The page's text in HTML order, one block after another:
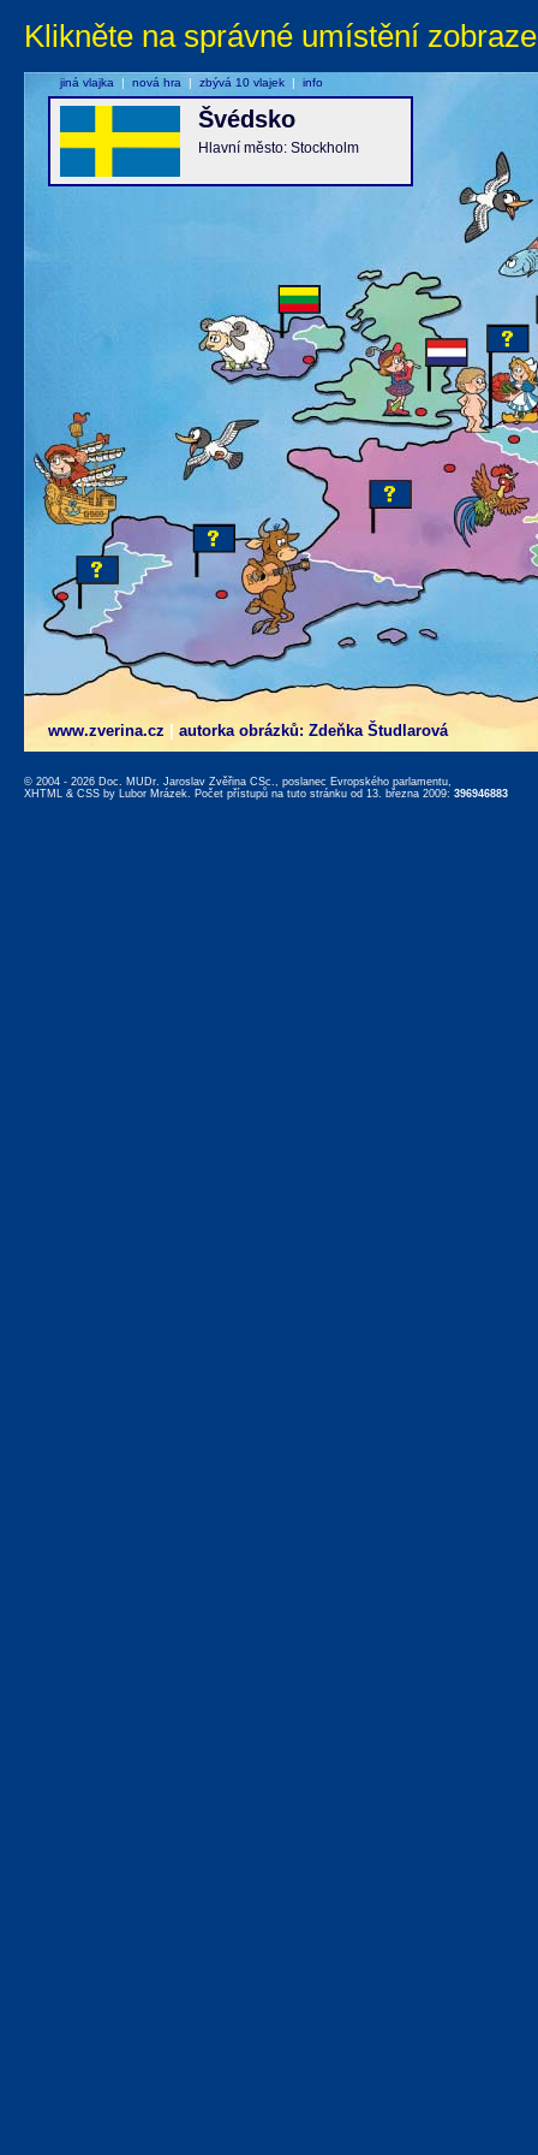
Klikněte na správné umístění
www.zverina.cz autorka obrázků: Zdeňka Študlarová
Švédsko
Hlavní město: Stockholm
jiná vlajka | nová hra | zbývá 10 vlajek | info
© 2004 - 2026 Doc. MUDr. Jaroslav Zvěřina CSc., poslanec Evropského parlamentu,
XHTML & CSS by Lubor Mrázek. Počet přístupů na tuto stránku od 13. března 2009: 396946883